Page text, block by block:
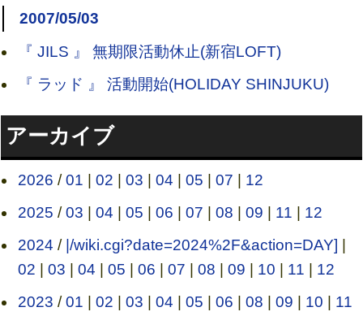
2007/05/03
『 JILS 』 無期限活動休止(新宿LOFT)
『 ラッド 』 活動開始(HOLIDAY SHINJUKU)
アーカイブ
2026 /01 | 02 | 03 | 04 | 05 | 07 | 12
2025 /03 | 04 | 05 | 06 | 07 | 08 | 09 | 11 | 12
2024 / |/wiki.cgi?date=2024%2F&action=DAY] |
02 | 03 | 04 | 05 | 06 | 07 | 08 | 09 | 10 | 11 | 12
2023 /01 | 02 | 03 | 04 | 05 | 06 | 08 | 09 | 10 | 11